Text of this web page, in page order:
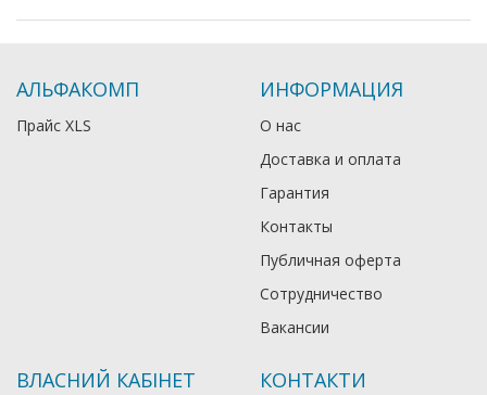
АЛЬФАКОМП
Прайс XLS
ИНФОРМАЦИЯ
О нас
Доставка и оплата
Гарантия
Контакты
Публичная оферта
Сотрудничество
Вакансии
ВЛАСНИЙ КАБІНЕТ КОНТАКТИ